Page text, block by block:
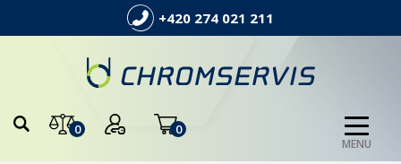
+420 274 021 211
0 0
MENU